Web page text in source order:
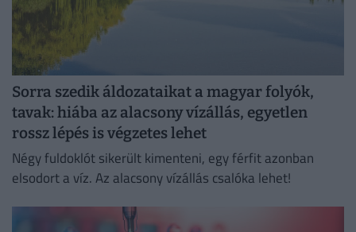
Sorra szedik áldozataikat a magyar folyók,
tavak: hiába az alacsony vízállás, egyetlen
rossz lépés is végzetes lehet
Négy fuldoklót sikerült kimenteni, egy férfit azonban
elsodort a víz. Az alacsony vízállás csalóka lehet!